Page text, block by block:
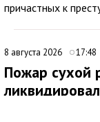
причастных к
8 августа 2026 17:48
Пожар сухой